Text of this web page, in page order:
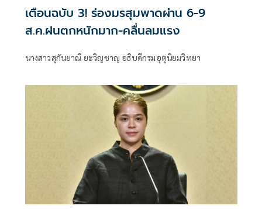
เตือนฉบับ 3! ร่องมรสุมพาดผ่าน 6-9
ส.ค.ฝนตกหนักมาก-คลื่นลมแรง
นางสาวสุกันยาณี ยะวิญชาญ อธิบดีกรมอุตุนิยมวิทยา